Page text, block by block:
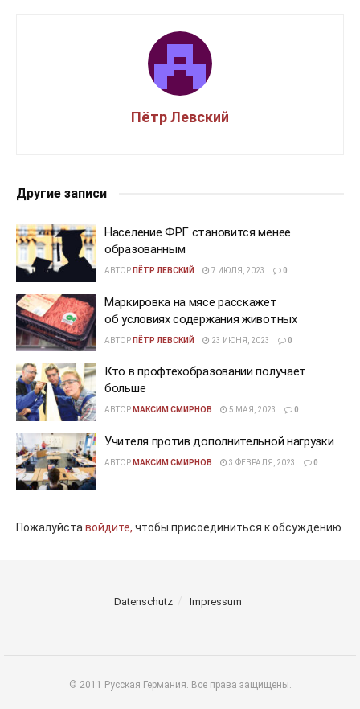
Пётр Левский
Другие записи
Население ФРГ становится менее
образованным
АВТОР ПЁТР ЛЕВСКИЙ 7 ИЮЛЯ, 2023 0
Маркировка на мясе расскажет
об условиях содержания животных
АВТОР ПЁТР ЛЕВСКИЙ 23 ИЮНЯ, 2023 0
Кто в профтехобразовании получает
больше
АВТОР МАКСИМ СМИРНОВ 5 МАЯ, 2023 0
Учителя против дополнительной нагрузки
АВТОР МАКСИМ СМИРНОВ 3 ФЕВРАЛЯ, 2023 0
Пожалуйставойдите, чтобы присоединиться к обсуждению
Datenschutz Impressum
© 2011 Русская Германия. Все права защищены.